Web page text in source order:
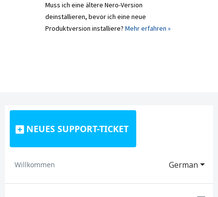
Muss ich eine ältere Nero-Version
deinstallieren, bevor ich eine neue
Produktversion installiere? Mehr erfahren »
NEUES SUPPORT-TICKET
German
Willkommen